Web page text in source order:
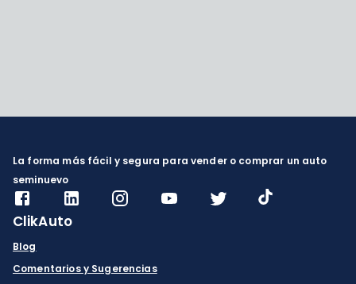
La forma más fácil y segura para vender o comprar un auto
seminuevo
ClikAuto
Blog
Comentarios y Sugerencias